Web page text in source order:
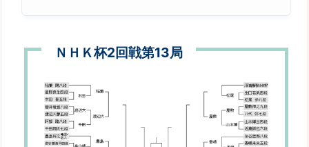
ＮＨＫ杯2回戦第13局